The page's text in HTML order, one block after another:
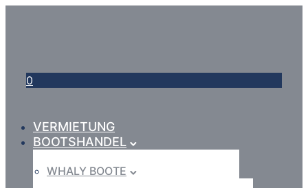
0
VERMIETUNG
BOOTSHANDEL
WHALY BOOTE